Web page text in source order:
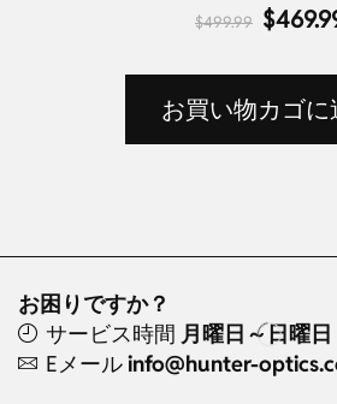
$499.99 $
お買い物カゴに
お困りですか？
サービス時間 月曜日～日曜
Eメールinfo@hunter-